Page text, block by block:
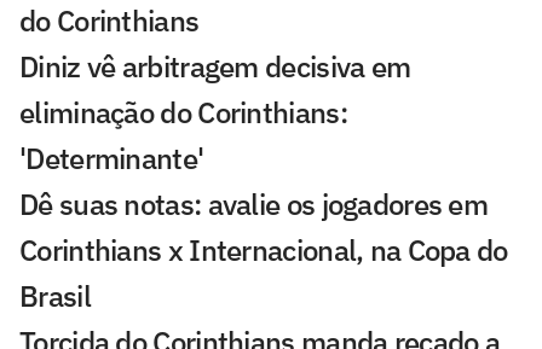
do Corinthians
Diniz vê arbitragem decisiva em
eliminação do Corinthians:
'Determinante'
Dê suas notas: avalie os jogadores em
Corinthians x Internacional, na Copa do
Brasil